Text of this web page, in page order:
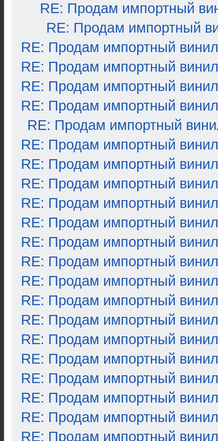
RE: Продам импортный
RE: Продам импортный
RE: Продам импортный винил
RE: Продам импортный винил
RE: Продам импортный винил
RE: Продам импортный винил
RE: Продам импортный
RE: Продам импортный винил
RE: Продам импортный винил
RE: Продам импортный винил
RE: Продам импортный винил
RE: Продам импортный винил
RE: Продам импортный винил
RE: Продам импортный винил
RE: Продам импортный винил
RE: Продам импортный винил
RE: Продам импортный винил
RE: Продам импортный винил
RE: Продам импортный винил
RE: Продам импортный винил
RE: Продам импортный винил
RE: Продам импортный винил
RE: Продам импортный винил